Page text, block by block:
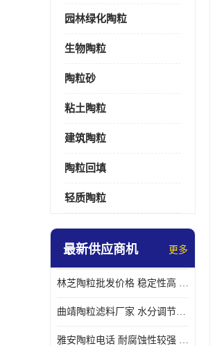
园林绿化陶粒
生物陶粒
陶粒砂
粘土陶粒
建筑陶粒
陶粒回填
轻质陶粒
最新供应商机 更多
林芝陶粒批发价格 稳定性高 便于搬运和使用
曲靖陶粒滤料厂家 水分调节性好 长期使用寿命较长
雅安陶粒电话 耐腐蚀性较强 长期使用寿命较长